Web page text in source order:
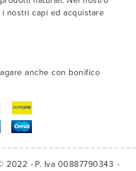
nostri capi ed acquistare
anche con bonifico
2022 P. Iva 00887790343